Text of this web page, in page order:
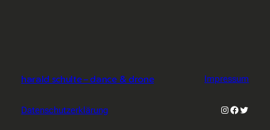
harald schulte – dance & drone Impressum
Datenschutzerklärung Instagram
Twitter